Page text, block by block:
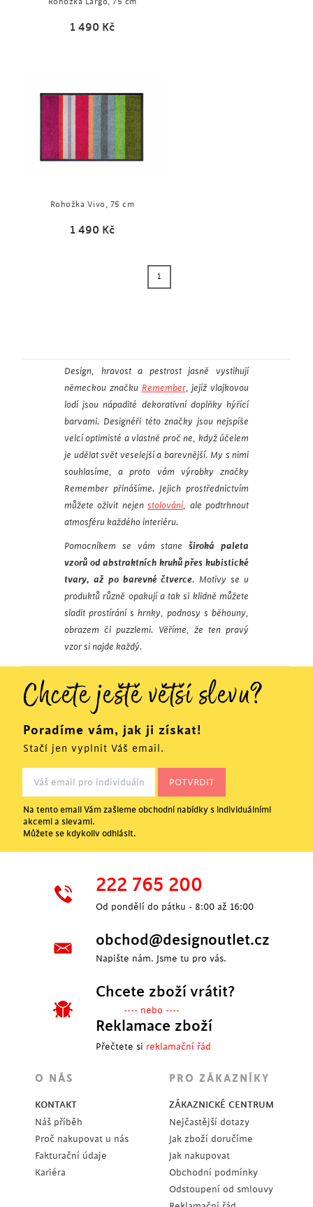
Rohožka Largo, 75 cm
1 490 Kč
Rohožka Vivo, 75 cm
1 490 Kč
1
Design, hravost a pestrost jasně vystihují
německou značku Remember, jejíž vlajkovou
lodí jsou nápadité dekorativní doplňky hýřící
barvami. Designéři této značky jsou nejspíše
velcí optimisté a vlastně proč ne, když účelem
je udělat svět veselejší a barevnější. My s nimi
souhlasíme, a proto vám výrobky značky
Remember přinášíme. Jejich prostřednictvím
můžete oživit nejenstolování, ale podtrhnout
atmosféru každého interiéru.
Pomocníkem se vám stane široká paleta
vzorů od abstraktních kruhů přes kubistické
tvary, až po barevné čtverce. Motivy se u
produktů různě opakují a tak si klidně můžete
sladit prostírání s hrnky, podnosy s běhouny,
obrazem či puzzlemi. Věříme, že ten pravý
vzor si najde každý.
Chcete ještě větší slevu?
Poradíme vám, jak ji získat!
Stačí jen vyplnit Váš email.
Na tento email Vám zašleme obchodní nabídky s individuálními
akcemi a slevami.
Můžete se kdykoliv odhlásit.
222 765 200
Od pondělí do pátku - 8:00 až 16:00
obchod@designoutlet.cz
Napište nám. Jsme tu pro vás.
Chcete zboží vrátit?
---- nebo ----
Reklamace zboží
Přečtete si reklamační řád
O NÁS
KONTAKT
Náš příběh
Proč nakupovat u nás
Fakturační údaje
Kariéra
PRO ZÁKAZNÍKY
ZÁKAZNICKÉ CENTRUM
Nejčastější dotazy
Jak zboží doručíme
Jak nakupovat
Obchodní podmínky
Odstoupení od smlouvy